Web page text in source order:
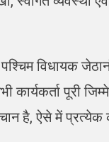
विधायक
कार्यकर्ता पूरी
है, ऐसे में प्रत्येक